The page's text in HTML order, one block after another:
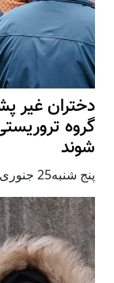
دختران غیر
گروه
شوند
پنج شنبه25 جنوری 2024